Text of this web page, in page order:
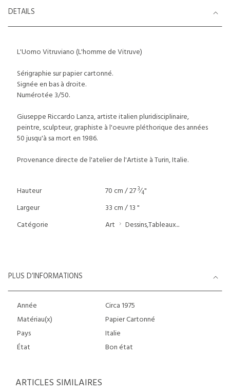
DETAILS
L'Uomo Vitruviano (L'homme de Vitruve)
Sérigraphie sur papier cartonné.
Signée en bas à droite.
Numérotée 3/50.
Giuseppe Riccardo Lanza, artiste italien pluridisciplinaire,
peintre, sculpteur, graphiste à l'oeuvre pléthorique des années
50 jusqu'à sa mort en 1986.
Provenance directe de l'atelier de l'Artiste à Turin, Italie.
Hauteur 70 cm / 273⁄4"
Largeur
33 cm / 13 "
Catégorie
Art Dessins,Tableaux...
PLUS D’INFORMATIONS
Année
Circa 1975
Matériau(x)
Papier Cartonné
Pays
Italie
État
Bon état
ARTICLES SIMILAIRES